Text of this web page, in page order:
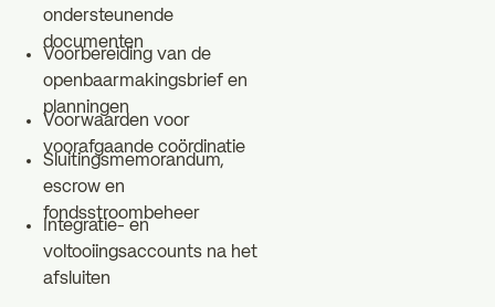
ondersteunende
documenten
Voorbereiding van de
openbaarmakingsbrief en
planningen
Voorwaarden voor
voorafgaande coördinatie
Sluitingsmemorandum,
escrow en
fondsstroombeheer
Integratie- en
voltooiingsaccounts na het
afsluiten